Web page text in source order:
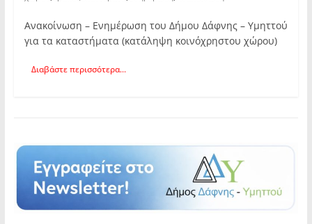
Ανακοίνωση – Ενημέρωση του Δήμου Δάφνης – Υμηττού
για τα καταστήματα (κατάληψη κοινόχρηστου χώρου)
Διαβάστε περισσότερα...